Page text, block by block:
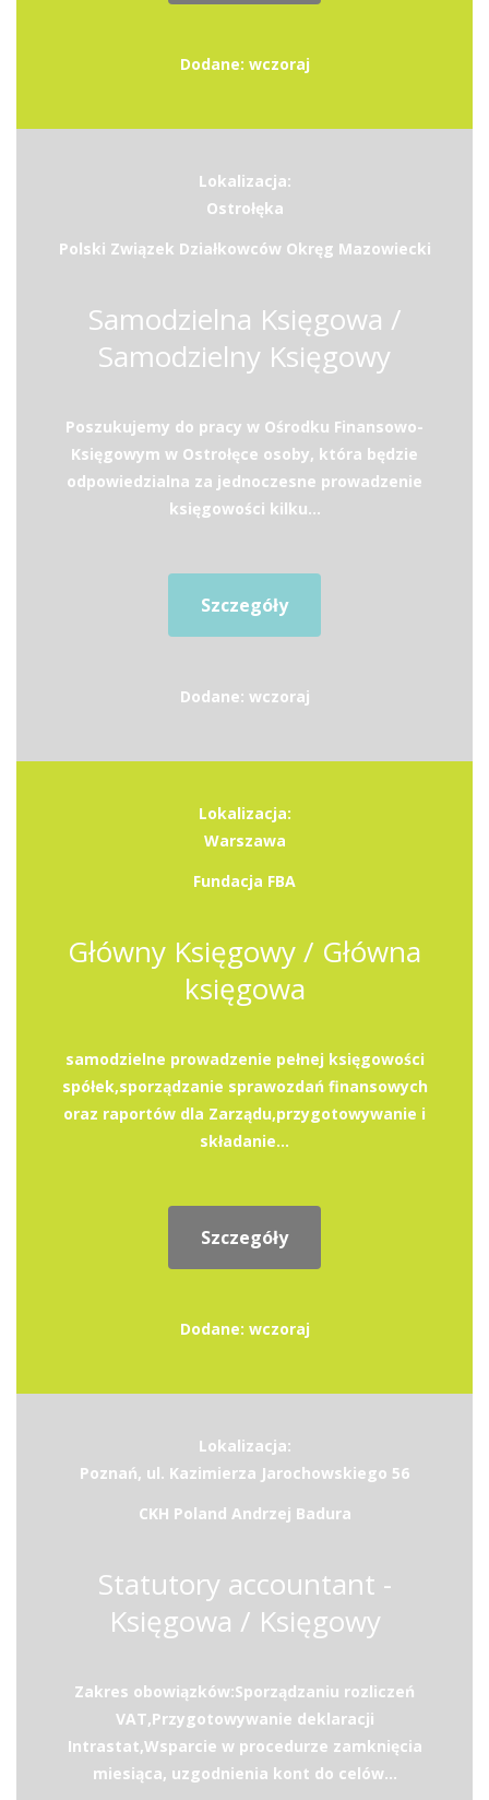
Dodane: wczoraj
Lokalizacja:
Ostrołęka
Polski Związek Działkowców Okręg Mazowiecki
Samodzielna Księgowa /
Samodzielny Księgowy
Poszukujemy do pracy w Ośrodku Finansowo-
Księgowym w Ostrołęce osoby, która będzie
odpowiedzialna za jednoczesne prowadzenie
księgowości kilku...
Szczegóły
Dodane: wczoraj
Lokalizacja:
Warszawa
Fundacja FBA
Główny Księgowy / Główna
księgowa
samodzielne prowadzenie pełnej księgowości
spółek,sporządzanie sprawozdań finansowych
oraz raportów dla Zarządu,przygotowywanie i
składanie...
Szczegóły
Dodane: wczoraj
Lokalizacja:
Poznań, ul. Kazimierza Jarochowskiego 56
CKH Poland Andrzej Badura
Statutory accountant -
Księgowa / Księgowy
Zakres obowiązków:Sporządzaniu rozliczeń
VAT,Przygotowywanie deklaracji
Intrastat,Wsparcie w procedurze zamknięcia
miesiąca, uzgodnienia kont do celów...